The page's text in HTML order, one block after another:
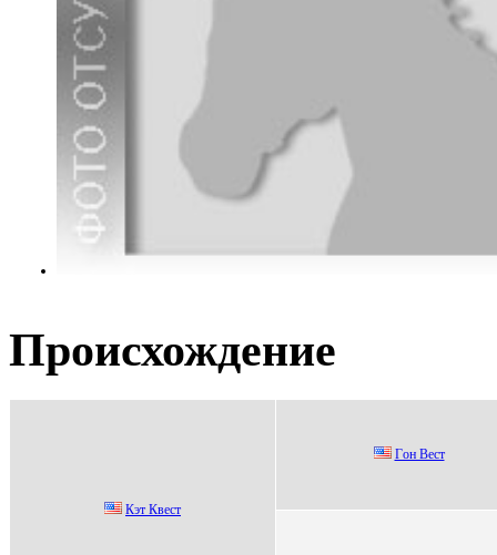
Происхождение
Кэт Квеcт
Гoн Вecт